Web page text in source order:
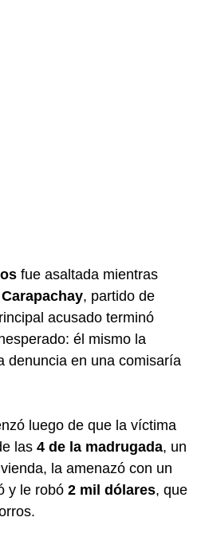
fue asaltada mientras
Carapachay, partido de
acusado terminó
él mismo la
denuncia en una comisaría
luego de que la víctima
las 4 de la madrugada, un
la amenazó con un
y le robó 2 mil dólares, que